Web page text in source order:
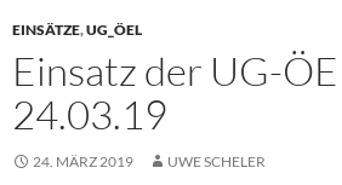
EINSÄTZE,UG_ÖEL
Einsatz der UG-
24.03.19
24. MÄRZ 2019 UWE SCHELER